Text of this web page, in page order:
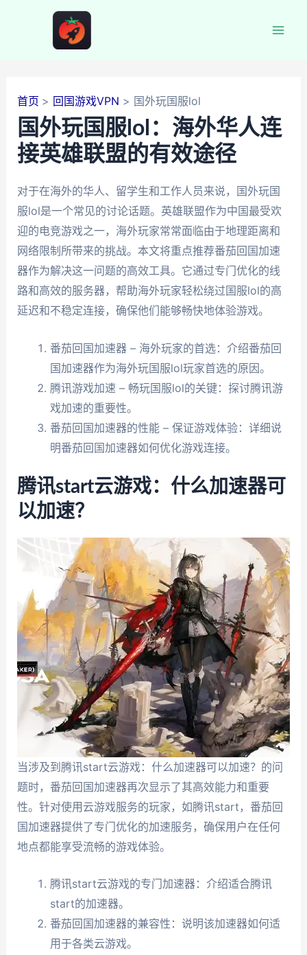
首页 回国游戏VPN 国外玩国服lol
国外玩国服lol：海外华人连
接英雄联盟的有效途径
对于在海外的华人、留学生和工作人员来说，国外玩国
服lol是一个常见的讨论话题。英雄联盟作为中国最受欢
迎的电竞游戏之一，海外玩家常常面临由于地理距离和
网络限制所带来的挑战。本文将重点推荐番茄回国加速
器作为解决这一问题的高效工具。它通过专门优化的线
路和高效的服务器，帮助海外玩家轻松绕过国服lol的高
延迟和不稳定连接，确保他们能够畅快地体验游戏。
番茄回国加速器 – 海外玩家的首选：介绍番茄回
国加速器作为海外玩国服lol玩家首选的原因。
腾讯游戏加速 – 畅玩国服lol的关键：探讨腾讯游
戏加速的重要性。
番茄回国加速器的性能 – 保证游戏体验：详细说
明番茄回国加速器如何优化游戏连接。
腾讯start云游戏：什么加速器可
以加速？
当涉及到腾讯start云游戏：什么加速器可以加速？的问
题时，番茄回国加速器再次显示了其高效能力和重要
性。针对使用云游戏服务的玩家，如腾讯start，番茄回
国加速器提供了专门优化的加速服务，确保用户在任何
地点都能享受流畅的游戏体验。
腾讯start云游戏的专门加速器：介绍适合腾讯
start的加速器。
番茄回国加速器的兼容性：说明该加速器如何适
用于各类云游戏。